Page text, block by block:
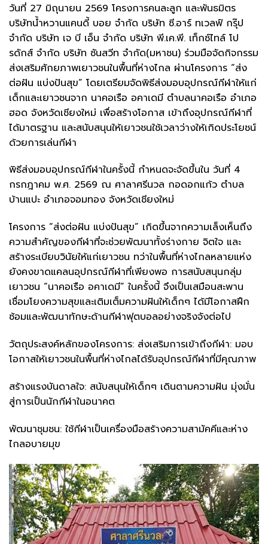
วันที่ 27 มิถุนายน 2569 โครงการคนละลูก และพันธมิตร
บริษัทน้ำหวานแคนดี้ บอย จำกัด บริษัท ซี.อาร์ ทเวลฟ์ กรุ๊ป
จำกัด บริษัท เจ บี เอ็น จำกัด บริษัท พี.เค.พี. เท็กซ์ไทล์ โป
รดักส์ จำกัด บริษัท ซันสวีท จำกัด(มหาชน) ร่วมมือจัดกิจกรรม
ส่งเสริมศักยภาพเยาวชนในพื้นที่ห่างไกล ผ่านโครงการ “ส่ง
ต่อฝัน แบ่งปันสุข” โดยเตรียมจัดพิธีส่งมอบอุปกรณ์กีฬาให้แก่
เด็กและเยาวชนจาก นาคอเรือ อคาเดมี ตำบลนาคอเรือ อำเภอ
ฮอด จังหวัดเชียงใหม่ เพื่อสร้างโอกาส เข้าถึงอุปกรณ์กีฬาที่
ได้มาตรฐาน และสนับสนุนให้เยาวชนใช้เวลาว่างให้เกิดประโยชน์
ด้วยการเล่นกีฬา
​พิธีส่งมอบอุปกรณ์กีฬาในครั้งนี้ กำหนดจะจัดขึ้นใน วันที่ 4
กรกฎาคม พ.ศ. 2569 ณ ศาลาศรีนวล กอดอกแก้ว ตำบล
บ้านแปะ อำเภอจอมทอง จังหวัดเชียงใหม่
​โครงการ “ส่งต่อฝัน แบ่งปันสุข” เกิดขึ้นจากความเล็งเห็นถึง
ความสำคัญของกีฬาที่จะช่วยพัฒนาทั้งร่างกาย จิตใจ และ
สร้างระเบียบวินัยให้แก่เยาวชน ทว่าในพื้นที่ห่างไกลหลายแห่ง
ยังคงขาดแคลนอุปกรณ์กีฬาที่เพียงพอ การสนับสนุนกลุ่ม
เยาวชน “นาคอเรือ อคาเดมี” ในครั้งนี้ จึงเป็นเสมือนสะพาน
เชื่อมโยงความสุขและเติมเต็มความฝันให้เด็กๆ ได้มีโอกาสฝึก
ซ้อมและพัฒนาทักษะด้านกีฬาฟุตบอลอย่างจริงจังต่อไป
​วัตถุประสงค์หลักของโครงการ: ส่งเสริมการเข้าถึงกีฬา: มอบ
โอกาสให้เยาวชนในพื้นที่ห่างไกลได้รับอุปกรณ์กีฬาที่มีคุณภาพ
​สร้างแรงบันดาลใจ: สนับสนุนให้เด็กๆ เดินตามความฝัน มุ่งมั่น
สู่การเป็นนักกีฬาในอนาคต
​พัฒนาชุมชน: ใช้กีฬาเป็นเครื่องมือสร้างความสามัคคีและห่าง
ไกลอบายมุข